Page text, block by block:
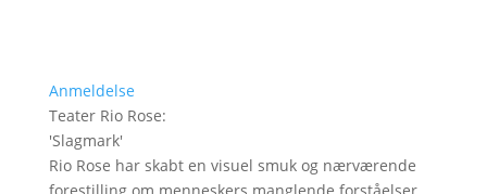
Anmeldelse
Teater Rio Rose:
'Slagmark'
Rio Rose har skabt en visuel smuk og nærværende